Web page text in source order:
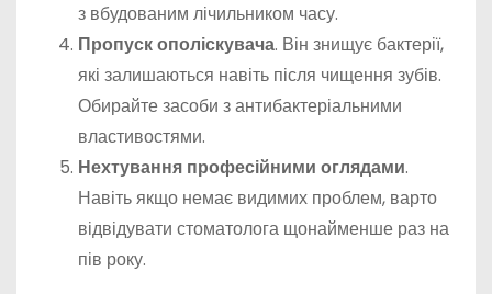
з вбудованим лічильником часу.
Пропуск ополіскувача. Він знищує бактерії,
які залишаються навіть після чищення зубів.
Обирайте засоби з антибактеріальними
властивостями.
Нехтування професійними оглядами.
Навіть якщо немає видимих проблем, варто
відвідувати стоматолога щонайменше раз на
пів року.